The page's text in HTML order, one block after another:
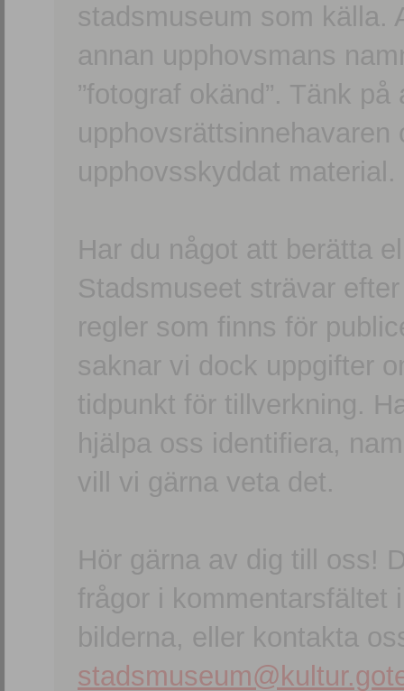
stadsmuseum som källa.
annan upphovsmans
”fotograf okänd”. Tänk
upphovsskyddat material.
Har du något att berätta
Stadsmuseet strävar
regler som finns för
saknar vi dock uppgifter
tidpunkt för tillverkning.
hjälpa oss identifiera,
vill vi gärna veta det.
Hör gärna av dig till oss!
frågor i kommentarsfältet
bilderna, eller kontakta